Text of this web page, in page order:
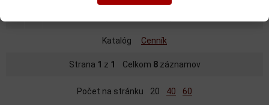
Katalóg Cenník
Strana 1 z 1 Celkom 8záznamov
Počet na stránku 20 40 60